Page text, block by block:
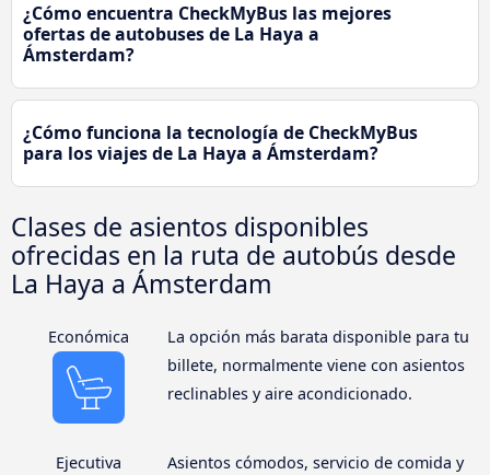
¿Cómo encuentra CheckMyBus las mejores
ofertas de autobuses de La Haya a
Ámsterdam?
¿Cómo funciona la tecnología de CheckMyBus
para los viajes de La Haya a Ámsterdam?
Clases de asientos disponibles
ofrecidas en la ruta de autobús desde
La Haya a Ámsterdam
Económica
La opción más barata disponible para tu
billete, normalmente viene con asientos
reclinables y aire acondicionado.
Ejecutiva
Asientos cómodos, servicio de comida y